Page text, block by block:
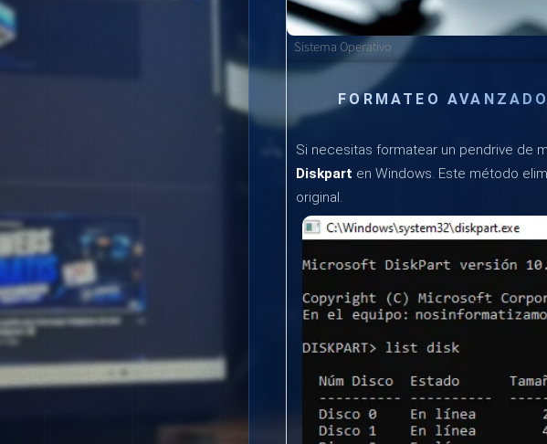
Sistema Operativo
FORMATEO
Si necesitas formatear un pendrive de
Diskpart en Windows. Este método
original.